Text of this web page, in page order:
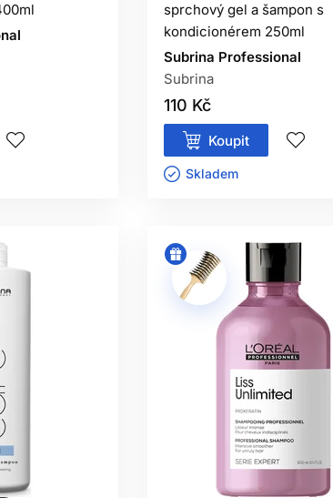
sprchový gel a šampon s
kondicionérem 250ml
Subrina Professional
Subrina
110 Kč
Koupit
Skladem ㅤ